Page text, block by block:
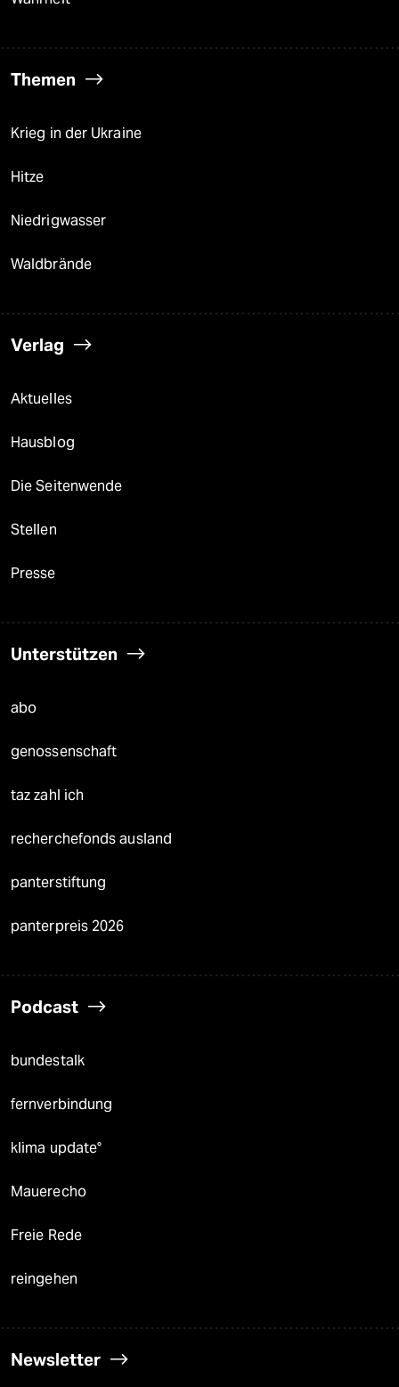
Themen
Krieg in der Ukraine
Hitze
Niedrigwasser
Waldbrände
Verlag
Aktuelles
Hausblog
Die Seitenwende
Stellen
Presse
Unterstützen
abo
genossenschaft
taz zahl ich
recherchefonds ausland
panterstiftung
panterpreis 2026
Podcast
bundestalk
fernverbindung
klima update°
Mauerecho
Freie Rede
reingehen
Newsletter